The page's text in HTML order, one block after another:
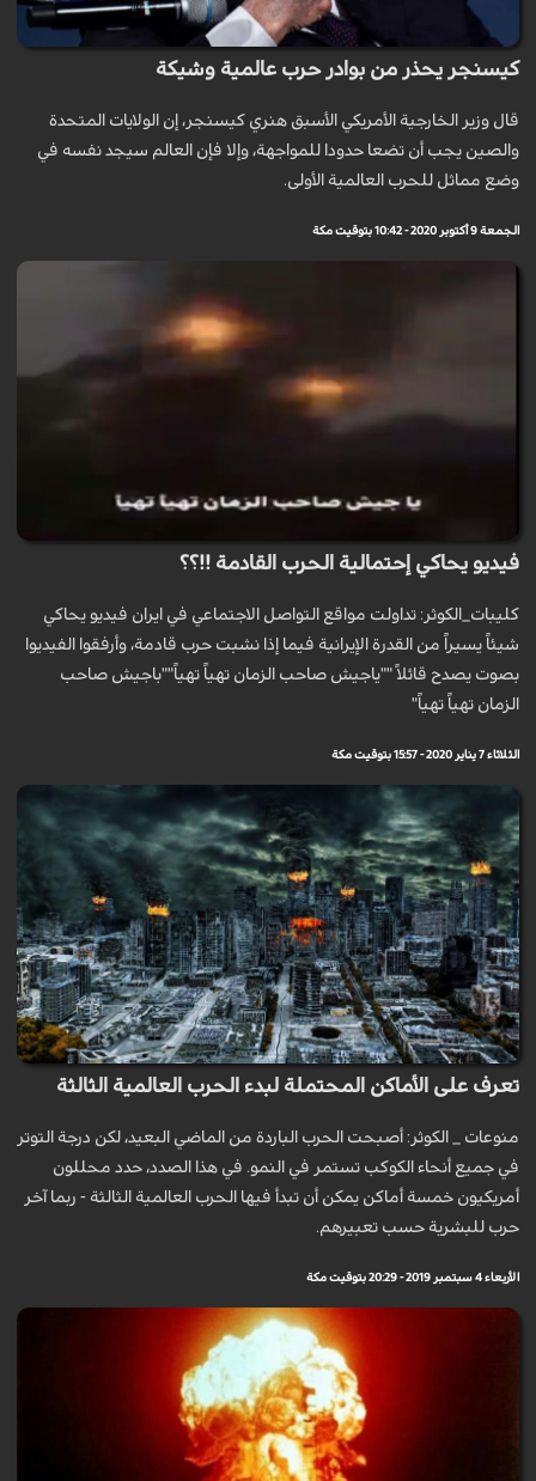
كيسنجر يحذر من بوادر حرب عالمية وشيكة
قال وزير الخارجية الأمريكي الأسبق هنري كيسنجر، إن الولايات المتحدة
والصين يجب أن تضعا حدودا للمواجهة، وإلا فإن العالم سيجد نفسه في
وضع مماثل للحرب العالمية الأولى.
الجمعة 9 أكتوبر 2020 - 10:42 بتوقيت مكة
فيديو يحاكي إحتمالية الحرب القادمة !!؟؟
كليبات_الكوثر: تداولت مواقع التواصل الاجتماعي في ايران فيديو يحاكي
شيئاً يسيراً من القدرة الإيرانية فيما إذا نشبت حرب قادمة، وأرفقوا الفيديوا
بصوت يصدح قائلاً ""ياجيش صاحب الزمان تهياً تهياً""باجيش صاحب
الزمان تهياً تهياً"
الثلاثاء 7 يناير 2020 - 15:57 بتوقيت مكة
تعرف على الأماكن المحتملة لبدء الحرب العالمية الثالثة
منوعات _ الكوثر: أصبحت الحرب الباردة من الماضي البعيد، لكن درجة التوتر
في جميع أنحاء الكوكب تستمر في النمو. في هذا الصدد، حدد محللون
أمريكيون خمسة أماكن يمكن أن تبدأ فيها الحرب العالمية الثالثة - ربما آخر
حرب للبشرية حسب تعبيرهم.
الأربعاء 4 سبتمبر 2019 - 20:29 بتوقيت مكة